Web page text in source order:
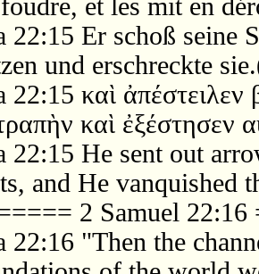
et les mit en
22:15 Er schoß seine
und erschreckte
22:15 καὶ ἀπέστειλεν
καὶ ἐξέστησεν
22:15 He sent out
and He vanquished
2 Samuel
22:16 "Then the